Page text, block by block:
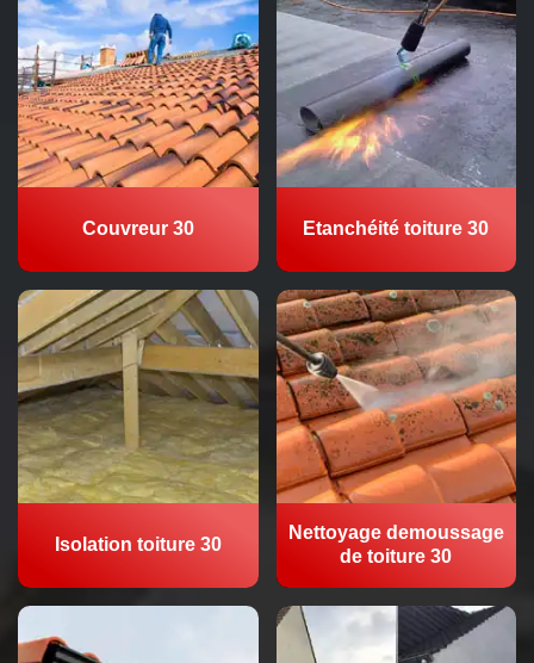
Couvreur 30 Etanchéité toiture 30
Isolation toiture 30
Nettoyage demoussage
de toiture 30